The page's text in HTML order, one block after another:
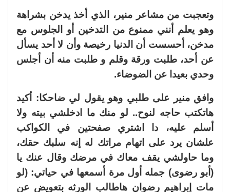
وتعجبت من مشاعر منير، الذي أخذ يدخن بشراهة
وهو يعلم أنني ممنوع من التدخين أو الجلوس مع
مدخن، أحسست أن الدنيا رخيصة وأن لا أحد يسأل
عن أحد، طلبت ورقة وقلم و طلبت منه أن أجلس
وحدي بعيدا عن الضوضاء.
وافق منير على طلبي وهو يقول لي ضاحكا: أكيد
هاتكتب حاجه لنوح.. لو منك ما ادخلشي بيته ولا
أسلم عليه، دا اشتري صفحتين في الكواكب
علشان يرد على اتهام مراتك له إنه سلبك حقك،
وما حاولشي يقف معاك في مرضك وقال عنك يا
(أبو رضوى) جمله أول مرة أسمعها في حياتي: (لو
مات إبراهيم رضوان هاطالب الورثه بتعويض عن